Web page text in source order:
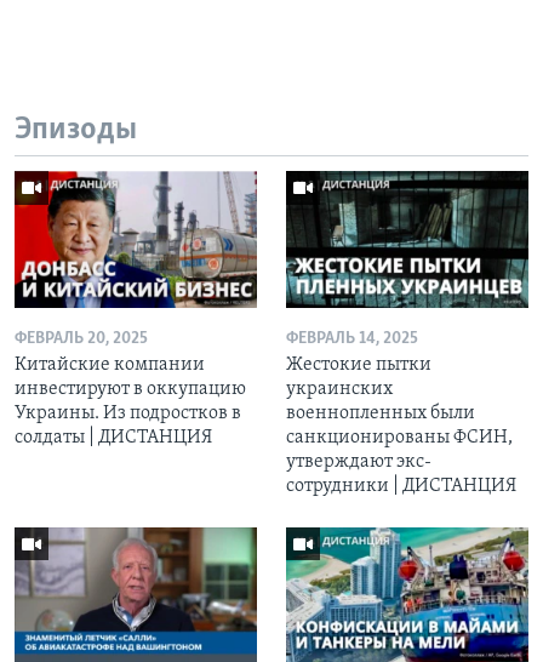
Эпизоды
ФЕВРАЛЬ 20, 2025
Китайские компании
инвестируют в оккупацию
Украины. Из подростков в
солдаты | ДИСТАНЦИЯ
ФЕВРАЛЬ 14, 2025
Жестокие пытки
украинских
военнопленных были
санкционированы ФСИН,
утверждают экс-
сотрудники | ДИСТАНЦИЯ